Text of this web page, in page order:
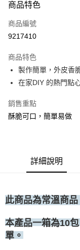
信用卡一次付款
Apple Pay
運送方式
• 付款後全家取貨
每筆NT$60，滿
• 付款後7-11取貨
每筆NT$60，滿
商品特色
商品編號
9217410
商品特色
製作簡單，外皮香
在家DIY 的熱門點
銷售重點
酥脆可口，簡單易做
詳細說明
此商品為常溫商
本產品一箱為10包
單。